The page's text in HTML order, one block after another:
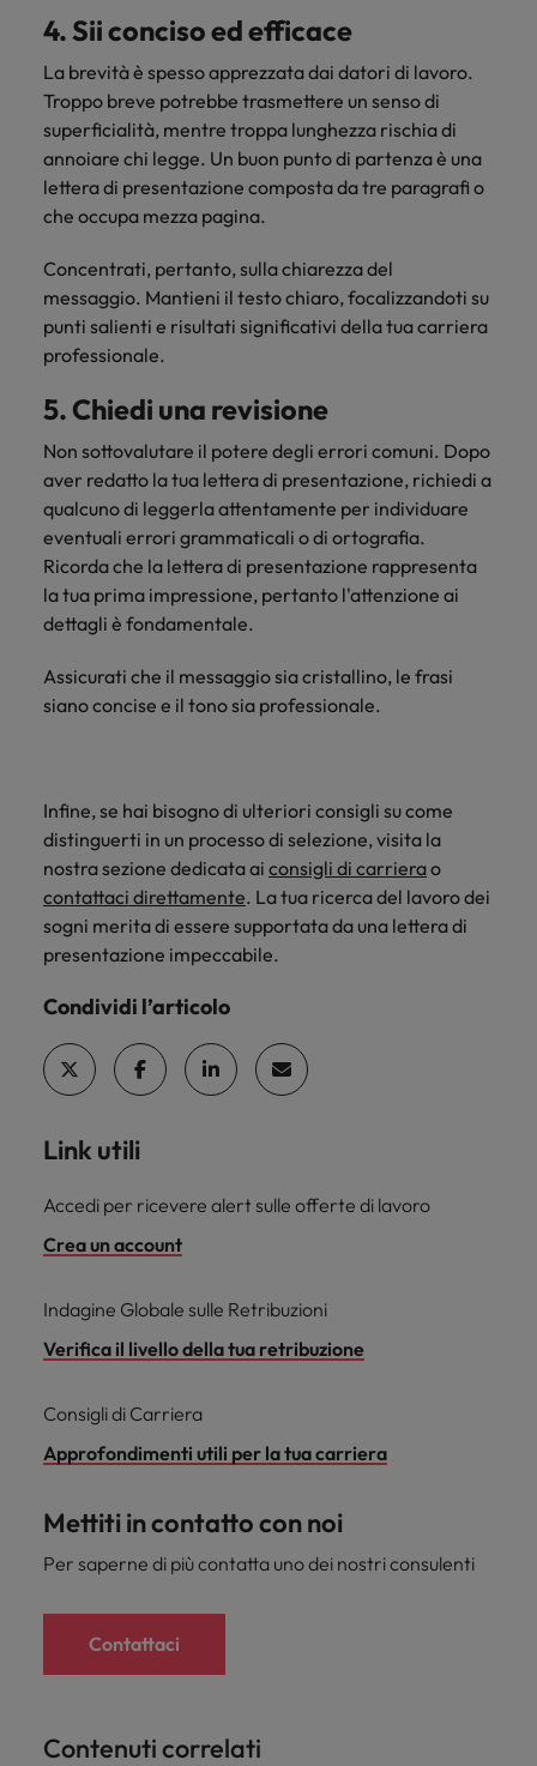
4. Sii conciso ed efficace
La brevità è spesso apprezzata dai datori di lavoro.
Troppo breve potrebbe trasmettere un senso di
superficialità, mentre troppa lunghezza rischia di
annoiare chi legge. Un buon punto di partenza è una
lettera di presentazione composta da tre paragrafi o
che occupa mezza pagina.
Concentrati, pertanto, sulla chiarezza del
messaggio. Mantieni il testo chiaro, focalizzandoti su
punti salienti e risultati significativi della tua carriera
professionale.
5. Chiedi una revisione
Non sottovalutare il potere degli errori comuni. Dopo
aver redatto la tua lettera di presentazione, richiedi a
qualcuno di leggerla attentamente per individuare
eventuali errori grammaticali o di ortografia.
Ricorda che la lettera di presentazione rappresenta
la tua prima impressione, pertanto l'attenzione ai
dettagli è fondamentale.
Assicurati che il messaggio sia cristallino, le frasi
siano concise e il tono sia professionale.
Infine, se hai bisogno di ulteriori consigli su come
distinguerti in un processo di selezione, visita la
nostra sezione dedicata ai consigli di carrierao
contattaci direttamente. La tua ricerca del lavoro dei
sogni merita di essere supportata da una lettera di
presentazione impeccabile.
Condividi l’articolo
Link utili
Accedi per ricevere alert sulle offerte di lavoro
Crea un account
Indagine Globale sulle Retribuzioni
Verifica il livello della tua retribuzione
Consigli di Carriera
Approfondimenti utili per la tua carriera
Mettiti in contatto con noi
Per saperne di più contatta uno dei nostri consulenti
Contattaci
Contenuti correlati